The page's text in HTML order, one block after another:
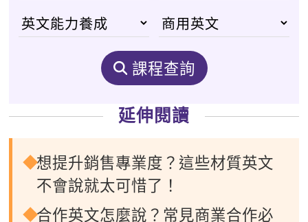
課程查詢
延伸閱讀
想提升銷售專業度？這些材質英文
不會說就太可惜了！
合作英文怎麼說？常見商業合作必